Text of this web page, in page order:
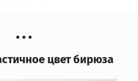
цвет бирюза